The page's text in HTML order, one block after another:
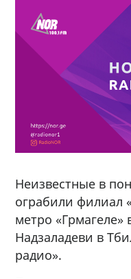
Неизвестные в
ограбили филиал
метро «Грмагеле»
Надзаладеви в
радио».